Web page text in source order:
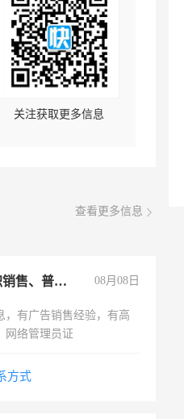
关注获取更多信息
查看更多信息
兼职或全职销售、普工、维修 08月08日
，有广告销售经验，有高
网络管理员证
方式